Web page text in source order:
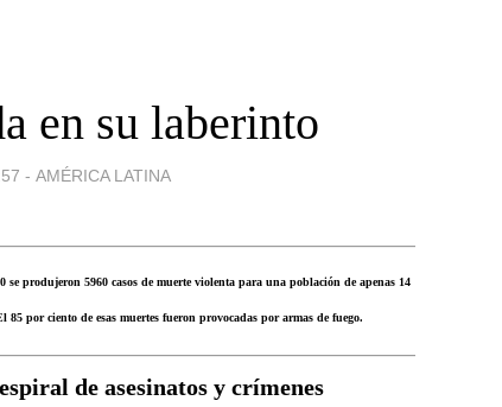
en su laberinto
- AMÉRICA LATINA
produjeron 5960 casos de muerte violenta para una población de apenas 14
por ciento de esas muertes fueron provocadas por armas de fuego.
de asesinatos y crímenes